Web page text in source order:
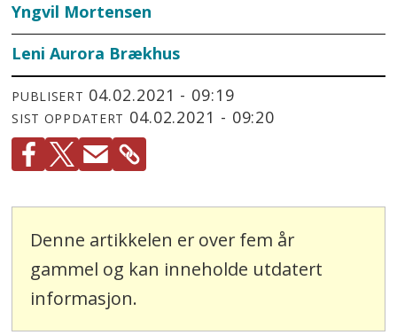
Yngvil Mortensen
Leni Aurora Brækhus
PUBLISERT 04.02.2021 - 09:19
SIST OPPDATERT 04.02.2021 - 09:20
Denne artikkelen er over fem år
gammel og kan inneholde utdatert
informasjon.